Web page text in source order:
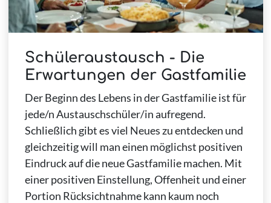
Schüleraustausch - Die
Erwartungen der Gastfamilie
Der Beginn des Lebens in der Gastfamilie ist für
jede/n Austauschschüler/in aufregend.
Schließlich gibt es viel Neues zu entdecken und
gleichzeitig will man einen möglichst positiven
Eindruck auf die neue Gastfamilie machen. Mit
einer positiven Einstellung, Offenheit und einer
Portion Rücksichtnahme kann kaum noch